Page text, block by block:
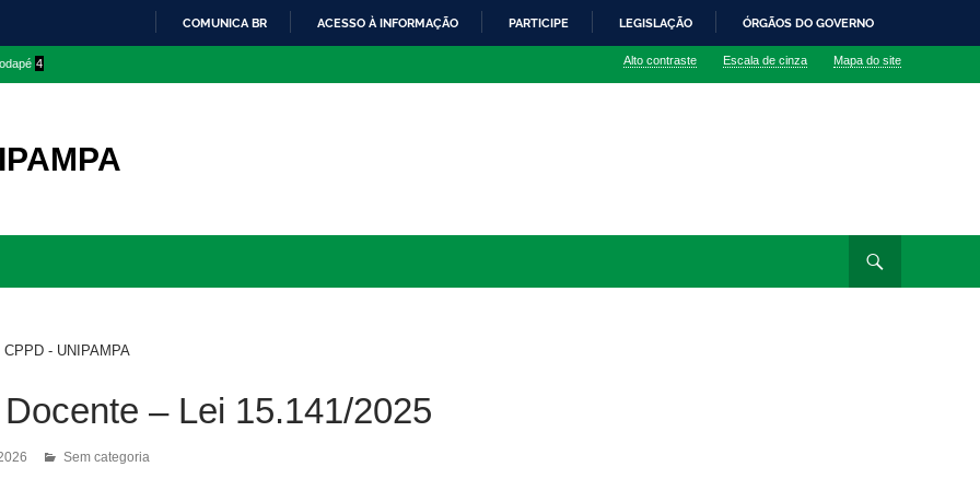
O
COMUNICA BR ACESSO À INFORMAÇÃO PARTICIPE LEGISLAÇÃO ÓRGÃOS DO GOVERNO
4 Alto contraste Escala de cinza Mapa do site
CPPD - UNIPAMPA
– Lei 15.141/2025
Sem categoria